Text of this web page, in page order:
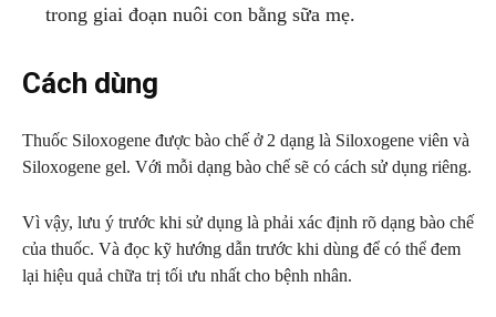
trong giai đoạn nuôi con bằng sữa mẹ.
Cách dùng
Thuốc Siloxogene được bào chế ở 2 dạng là Siloxogene viên và
Siloxogene gel. Với mỗi dạng bào chế sẽ có cách sử dụng riêng.
Vì vậy, lưu ý trước khi sử dụng là phải xác định rõ dạng bào chế
của thuốc. Và đọc kỹ hướng dẫn trước khi dùng để có thể đem
lại hiệu quả chữa trị tối ưu nhất cho bệnh nhân.